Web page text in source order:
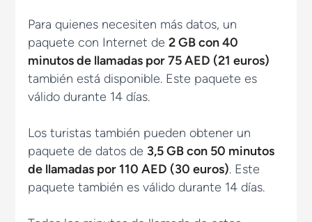
Para quienes necesiten más datos, un
paquete con Internet de2 GB con 40
minutos de llamadas por 75 AED (21 euros)
también está disponible. Este paquete es
válido durante 14 días.
Los turistas también pueden obtener un
paquete de datos de 3,5 GB con 50 minutos
de llamadas por 110 AED (30 euros). Este
paquete también es válido durante 14 días.